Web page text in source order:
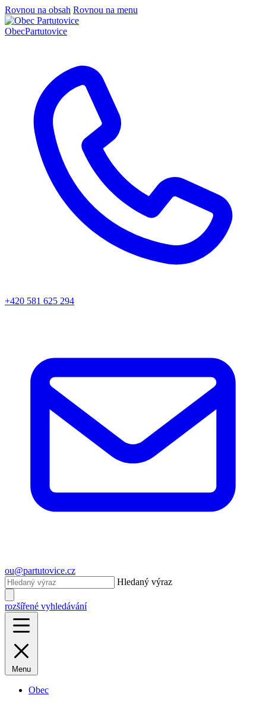
Rovnou na obsah Rovnou na menu
ObecPartutovice
+420 581 625 294
ou@partutovice.cz
Hledaný výraz
rozšířené vyhledávání
Menu
Obec